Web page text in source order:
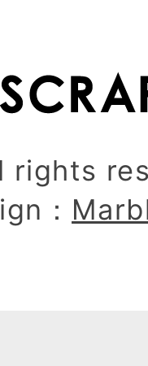
rights
：